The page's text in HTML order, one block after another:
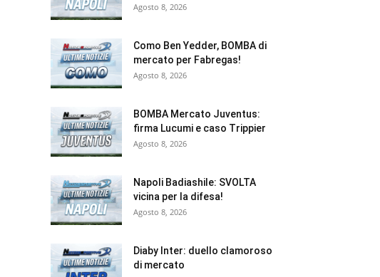
Agosto 8, 2026
Como Ben Yedder, BOMBA di
mercato per Fabregas!
Agosto 8, 2026
BOMBA Mercato Juventus:
firma Lucumi e caso Trippier
Agosto 8, 2026
Napoli Badiashile: SVOLTA
vicina per la difesa!
Agosto 8, 2026
Diaby Inter: duello clamoroso
di mercato